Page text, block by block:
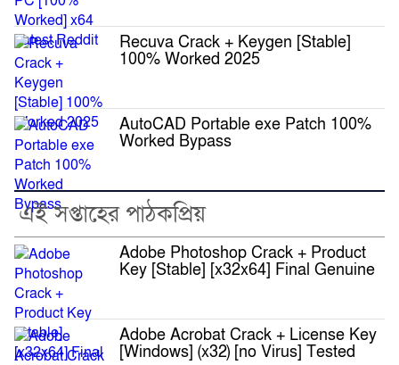
Recuva Crack + Keygen [Stable]
100% Worked 2025
AutoCAD Portable exe Patch 100%
Worked Bypass
এই সপ্তাহের পাঠকপ্রিয়
Adobe Photoshop Crack + Product
Key [Stable] [x32x64] Final Genuine
Adobe Acrobat Crack + License Key
[Windows] (x32) [no Virus] Tested